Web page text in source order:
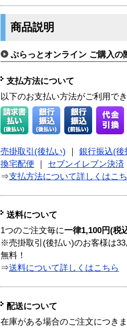
商品説明
ぷらっとオンライン ご購入の
支払方法について
以下のお支払い方法がご利用で
売掛取引(後払い)
銀行振込(後
換宅配便
セブンイレブン決済
⇒支払方法について詳しくはこ
送料について
1つのご注文毎に一律1,100円(税
※売掛取引(後払い)のお客様は
無料！
⇒送料について詳しくはこちら
配送について
在庫がある場合のご注文につき